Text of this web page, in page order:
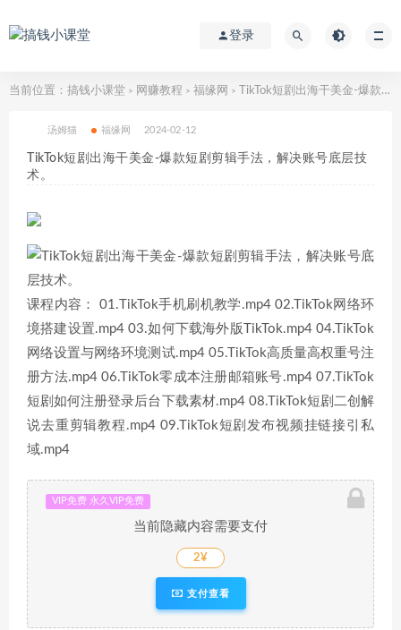
登录
当前位置： 搞钱小课堂 > 网赚教程 > 福缘网 > TikTok短剧出海干美金-爆款短剧剪辑手法，解决账号底层技术。
汤姆猫 福缘网 2024-02-12
TikTok短剧出海干美金-爆款短剧剪辑手法，解决账号底层技
术。
课程内容： 01.TikTok手机刷机教学.mp4 02.TikTok网络环
境搭建设置.mp4 03.如何下载海外版TikTok.mp4 04.TikTok
网络设置与网络环境测试.mp4 05.TikTok高质量高权重号注
册方法.mp4 06.TikTok零成本注册邮箱账号.mp4 07.TikTok
短剧如何注册登录后台下载素材.mp4 08.TikTok短剧二创解
说去重剪辑教程.mp4 09.TikTok短剧发布视频挂链接引私
域.mp4
VIP免费 永久VIP免费
当前隐藏内容需要支付
2¥
支付查看